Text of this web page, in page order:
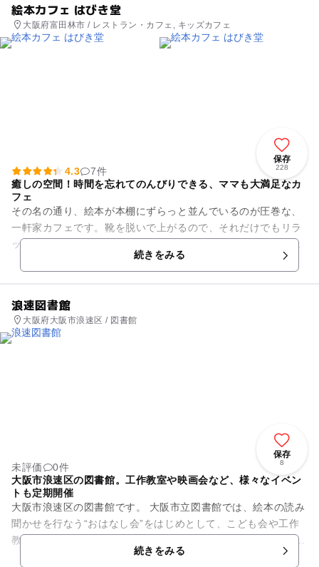
絵本カフェ はびき堂
大阪府富田林市 / レストラン・カフェ, キッズカフェ
保存
228
4.3
7件
癒しの空間！時間を忘れてのんびりできる、ママも大満足なカ
フェ
その名の通り、絵本が本棚にずらっと並んでいるのが圧巻な、
一軒家カフェです。靴を脱いで上がるので、それだけでもリラ
ックス。さらに、お店の構造を上手に利用した半個室やロフト
席があり、棚の絵本や店内の...続きをみる
浪速図書館
大阪府大阪市浪速区 / 図書館
保存
8
未評価
0件
大阪市浪速区の図書館。工作教室や映画会など、様々なイベン
トも定期開催
大阪市浪速区の図書館です。 大阪市立図書館では、絵本の読み
聞かせを行なう“おはなし会”をはじめとして、こども会や工作
教室、映画会などのイベントを各区の館にて催しています。 ※
続きをみる